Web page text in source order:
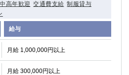
中高年歓迎 交通費支給 制服貸与
給与
月給 1,000,000円以上
月給 300,000円以上
①歌舞伎町 ②新宿 ③新宿三丁目 ④西
部新宿 ③東新宿
①歌舞伎町 ②新宿
錦糸町(南口)
板橋 ③大山 ②池袋
大井町